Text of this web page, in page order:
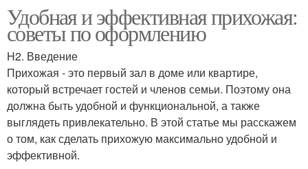
Удобная и эффективная прихожая:
советы по оформлению
H2. Введение
Прихожая - это первый зал в доме или квартире,
который встречает гостей и членов семьи. Поэтому она
должна быть удобной и функциональной, а также
выглядеть привлекательно. В этой статье мы расскажем
о том, как сделать прихожую максимально удобной и
эффективной.